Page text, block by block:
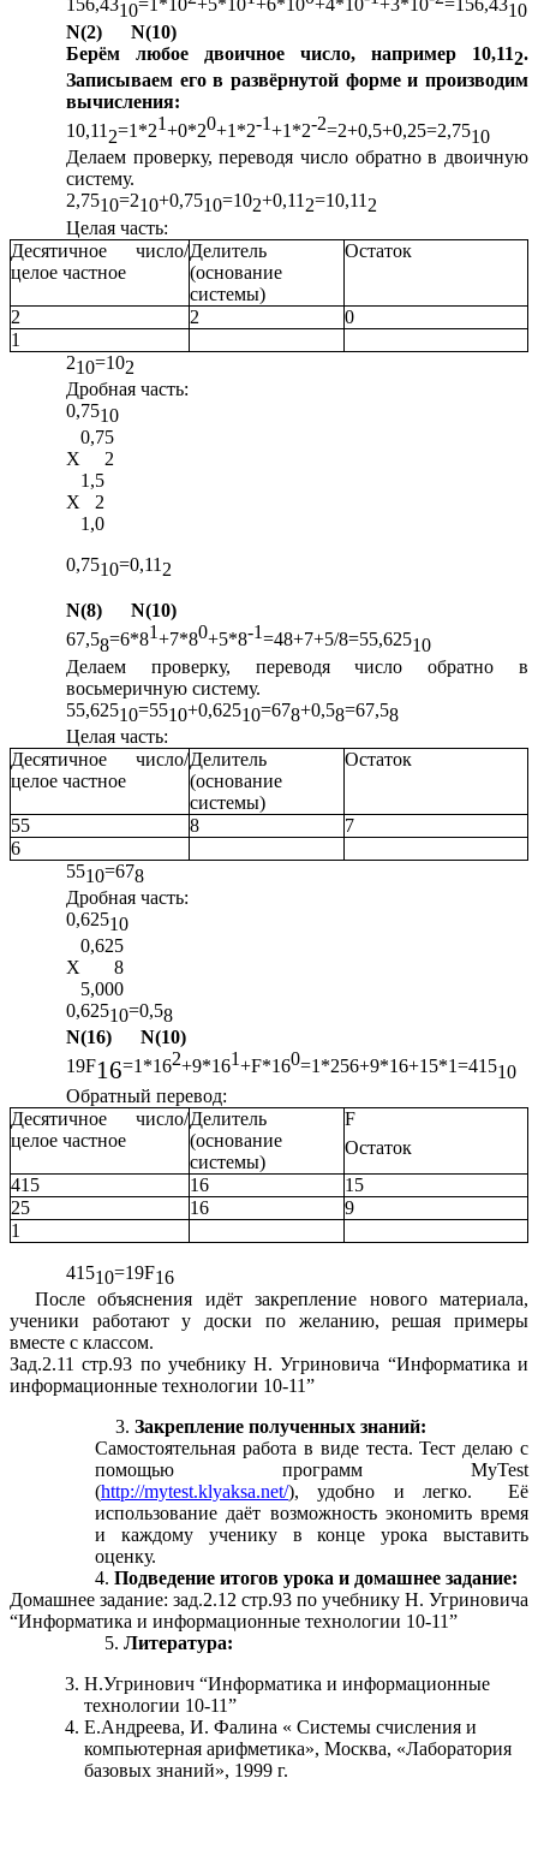
156,4310=1*10 +5*10 +6*10 +4*10 +3*10 =156,4310
N(2) N(10)
Берём любое двоичное число, например 10,112.
Записываем его в развёрнутой форме и производим
вычисления:
10,11 2=1*21+0*20+1*2-1+1*2-2=2+0,5+0,25=2,7510
Делаем проверку, переводя число обратно в двоичную
систему.
2,7510=210+0,7510=102+0,112=10,112
Целая часть:
Десятичное число/
целое частное
Делитель
(основание
системы)
Остаток
2 2
0
1
210=102
Дробная часть:
0,7510
0,75
X 2
1,5
X 2
1,0
0,7510=0,11 2
N(8) N(10)
67,58=6*81+7*80+5*8-1=48+7+5/8=55,62510
Делаем проверку, переводя число обратно в
восьмеричную систему.
55,62510=5510+0,62510=678+0,58=67,58
Целая часть:
Десятичное число/
целое частное
Делитель
(основание
системы)
Остаток
55 8
7
6
5510=678
Дробная часть:
0,62510
0,625
X 8
5,000
0,62510=0,58
N(16) N(10)
19F16=1*162+9*161+F*160=1*256+9*16+15*1=41510
Обратный перевод:
Десятичное число/
целое частное
Делитель
(основание
системы)
F
Остаток
415
16
15
25
16
9
1
41510=19F16
После объяснения идёт закрепление нового материала,
ученики работают у доски по желанию, решая примеры
вместе с классом.
Зад.2.11 стр.93 по учебнику Н. Угриновича “Информатика и
информационные технологии 10-11”
Закрепление полученных знаний:
Самостоятельная работа в виде теста. Тест делаю с
помощью программ MyTest
(http://mytest.klyaksa.net/), удобно и легко. Её
использование даёт возможность экономить время
и каждому ученику в конце урока выставить
оценку.
Подведение итогов урока и домашнее задание:
Домашнее задание: зад.2.12 стр.93 по учебнику Н. Угриновича
“Информатика и информационные технологии 10-11”
Литература:
Н.Угринович “Информатика и информационные
технологии 10-11”
Е.Андреева, И. Фалина « Системы счисления и
компьютерная арифметика», Москва, «Лаборатория
базовых знаний», 1999 г.